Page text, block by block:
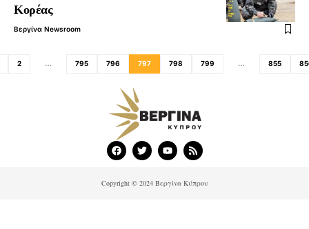
Κορέας
Βεργίνα Newsroom
2 … 795 796 797 798 799 … 855
Copyright © 2024 Βεργίνα Κύπρου